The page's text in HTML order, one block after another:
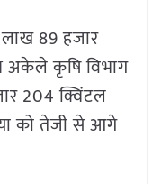
89 हजार
अकेले कृषि विभाग
204 क्विंटल
को तेजी से आगे